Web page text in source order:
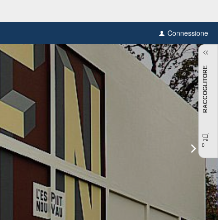
Connessione
RACCOGLITORE
0